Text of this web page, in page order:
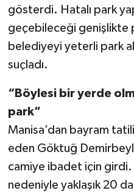
gösterdi. Hatalı park
geçebileceği genişlikte
belediyeyi yeterli park
suçladı.
“Böylesi bir yerde
park”
Manisa’dan bayram
eden Göktuğ
camiye ibadet için
nedeniyle yaklaşık 20